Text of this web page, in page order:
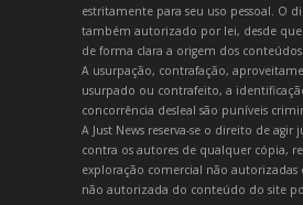
estritamente para seu uso pessoal. O
também autorizado por lei, desde que
de forma clara a origem dos
A usurpação, contrafação,
usurpado ou contrafeito, a
concorrência desleal são puníveis
A Just News reserva-se o direito de
contra os autores de qualquer cópia,
exploração comercial não
não autorizada do conteúdo do site